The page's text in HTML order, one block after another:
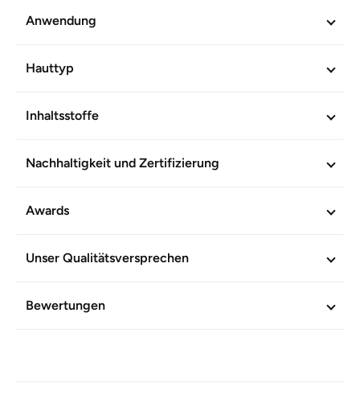
Anwendung
Hauttyp
Inhaltsstoffe
Nachhaltigkeit und Zertifizierung
Awards
Unser Qualitätsversprechen
Bewertungen